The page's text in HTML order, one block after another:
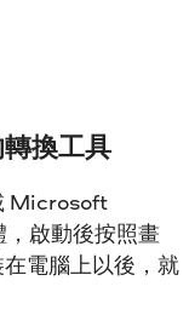
換工具
Microsoft
啟動後按照畫
電腦上以後，就